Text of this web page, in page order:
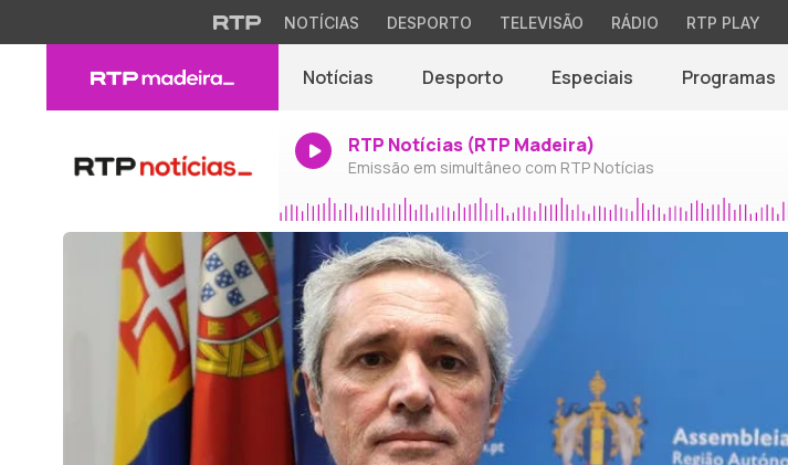
NOTÍCIAS DESPORTO TELEVISÃO RÁDIO RTP PLAY
Notícias Desporto Especiais Programas
RTP Notícias (RTP Madeira)
Emissão em simultâneo com RTP Notícias